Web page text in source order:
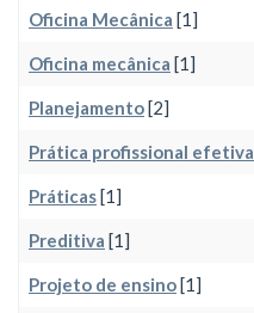
Oficina Mecânica [1]
Oficina mecânica [1]
Planejamento[2]
Prática profissional efetiva
Práticas[1]
Preditiva [1]
Projeto de ensino[1]